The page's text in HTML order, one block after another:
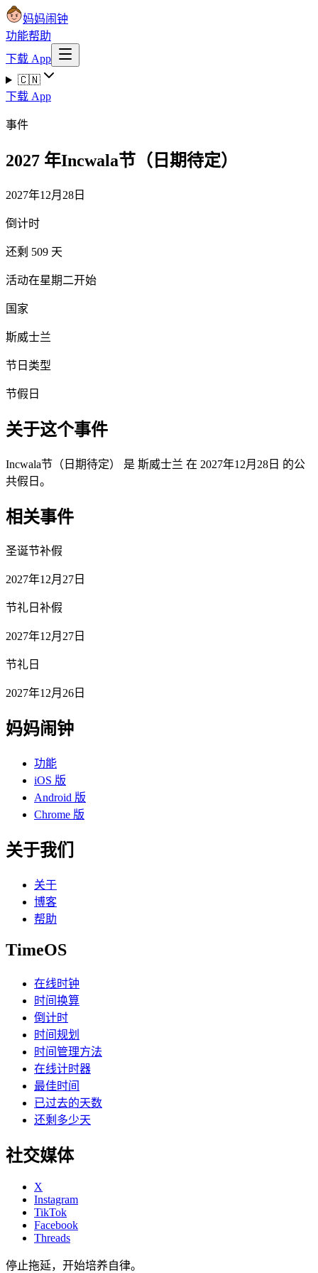
妈妈闹钟
功能帮助
下载 App
🇨🇳
下载 App
事件
2027 年Incwala节（日期待定）
2027年12月28日
倒计时
还剩 509 天
活动在星期二开始
国家
斯威士兰
节日类型
节假日
关于这个事件
Incwala节（日期待定） 是 斯威士兰 在 2027年12月28日 的公
共假日。
相关事件
圣诞节补假
2027年12月27日
节礼日补假
2027年12月27日
节礼日
2027年12月26日
妈妈闹钟
功能
iOS 版
Android 版
Chrome 版
关于我们
关于
博客
帮助
TimeOS
在线时钟
时间换算
倒计时
时间规划
时间管理方法
在线计时器
最佳时间
已过去的天数
还剩多少天
社交媒体
X
Instagram
TikTok
Facebook
Threads
停止拖延，开始培养自律。